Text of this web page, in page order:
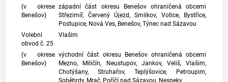
(v okrese
Benešov)
západní část okresu Benešov ohraničená obcemi
Střezimíř, Červený Újezd, Smilkov, Votice, Bystřice,
Postupice, Nová Ves, Benešov, Týnec nad Sázavou
Volební
obvod č. 25
Vlašim
(v okrese
Benešov)
východní část okresu Benešov ohraničená obcemi
Mezno, Miličín, Neustupov, Jankov, Veliš, Vlašim,
Chotýšany, Struhařov, Teplýšovice, Petroupim,